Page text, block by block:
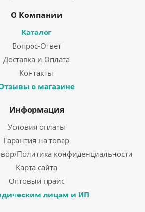
О Компании
Каталог
Вопрос-Ответ
Доставка и Оплата
Контакты
о магазине
Информация
Условия оплаты
Гарантия на товар
Политика конфиденциальности
Карта сайта
Оптовый прайс
лицам и ИП